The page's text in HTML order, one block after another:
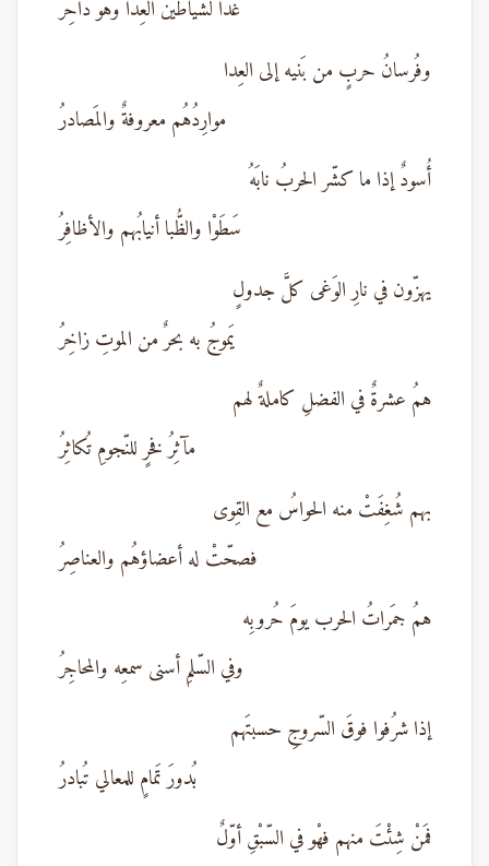
غدا لشياطين العِدا وهْو داحِرُ
وفُرسانُ حربٍ من بَنيه إلى العِدا
موارِدُهُم معروفةٌ والمَصادرُ
أُسودٌ إذا ما كشّر الحربُ نابَهُ
سَطَوْا والظُّبا أنيابُهم والأظافِرُ
يهزّون في نارِ الوَغى كلَّ جدولٍ
يَموجُ به بحرٌ من الموتِ زاخِرُ
همُ عشرةٌ في الفضلِ كاملةٌ لهم
مآثِرُ فخرٍ للنّجومِ تُكاثِرُ
بهم شُغِفَتْ منه الحواسُ مع القِوى
فصحّتْ له أعضاؤهُم والعناصِرُ
همُ جمَراتُ الحرب يومَ حُروبِه
وفي السّلمِ أسنى سمعِه والمحاجِرُ
إذا شرُفوا فوقَ السّروجِ حسبتَهم
بُدورَ تَمامٍ للمعالي تُبادرُ
فمَنْ شِئْتَ منهم فهْو في السّبْقِ أوّلٌ